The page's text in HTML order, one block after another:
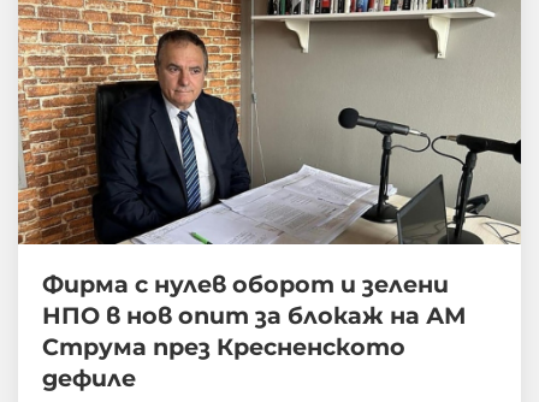
Фирма с нулев оборот и зелени
НПО в нов опит за блокаж на АМ
Струма през Кресненското
дефиле